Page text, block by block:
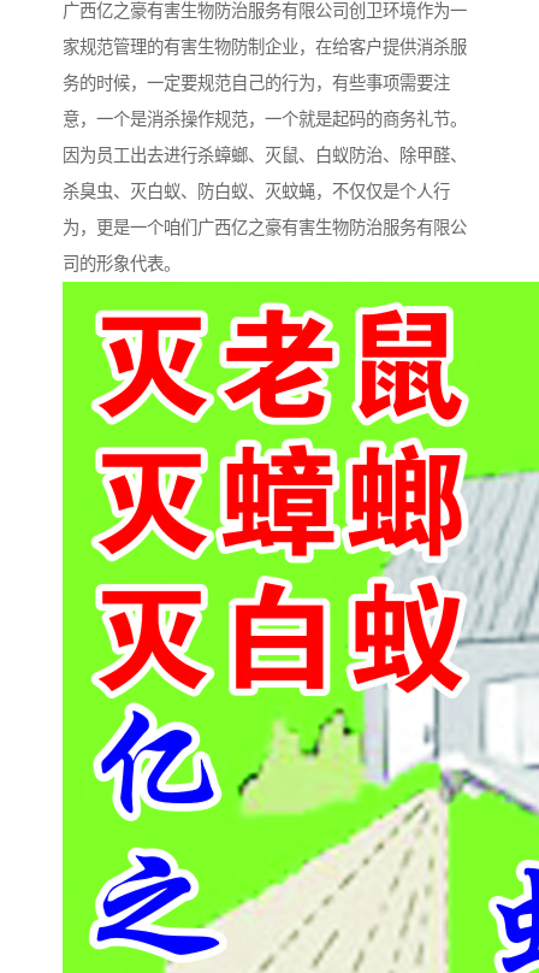
广西亿之豪有害生物防治服务有限公司创卫环境作为一
家规范管理的有害生物防制企业，在给客户提供消杀服
务的时候，一定要规范自己的行为，有些事项需要注
意，一个是消杀操作规范，一个就是起码的商务礼节。
因为员工出去进行杀蟑螂、灭鼠、白蚁防治、除甲醛、
杀臭虫、灭白蚁、防白蚁、灭蚊蝇，不仅仅是个人行
为，更是一个咱们广西亿之豪有害生物防治服务有限公
司的形象代表。